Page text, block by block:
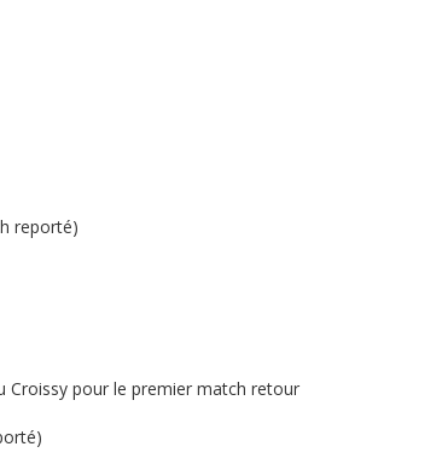
reporté)
Croissy pour le premier match retour